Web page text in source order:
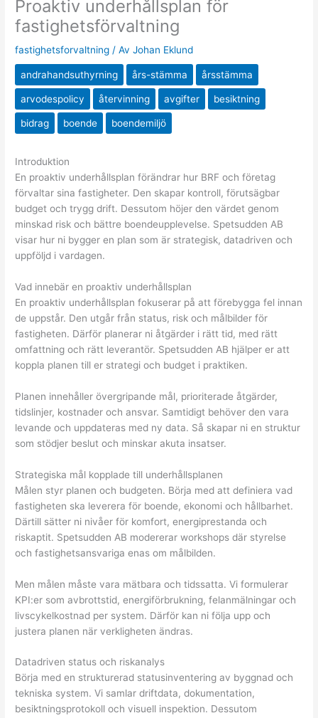
Proaktiv underhållsplan för
fastighetsförvaltning
fastighetsforvaltning / AvJohan Eklund
andrahandsuthyrning års-stämma årsstämma
arvodespolicy återvinning avgifter besiktning
bidrag boende boendemiljö
Introduktion
En proaktiv underhållsplan förändrar hur BRF och företag
förvaltar sina fastigheter. Den skapar kontroll, förutsägbar
budget och trygg drift. Dessutom höjer den värdet genom
minskad risk och bättre boendeupplevelse. Spetsudden AB
visar hur ni bygger en plan som är strategisk, datadriven och
uppföljd i vardagen.
Vad innebär en proaktiv underhållsplan
En proaktiv underhållsplan fokuserar på att förebygga fel innan
de uppstår. Den utgår från status, risk och målbilder för
fastigheten. Därför planerar ni åtgärder i rätt tid, med rätt
omfattning och rätt leverantör. Spetsudden AB hjälper er att
koppla planen till er strategi och budget i praktiken.
Planen innehåller övergripande mål, prioriterade åtgärder,
tidslinjer, kostnader och ansvar. Samtidigt behöver den vara
levande och uppdateras med ny data. Så skapar ni en struktur
som stödjer beslut och minskar akuta insatser.
Strategiska mål kopplade till underhållsplanen
Målen styr planen och budgeten. Börja med att definiera vad
fastigheten ska leverera för boende, ekonomi och hållbarhet.
Därtill sätter ni nivåer för komfort, energiprestanda och
riskaptit. Spetsudden AB modererar workshops där styrelse
och fastighetsansvariga enas om målbilden.
Men målen måste vara mätbara och tidssatta. Vi formulerar
KPI:er som avbrottstid, energiförbrukning, felanmälningar och
livscykelkostnad per system. Därför kan ni följa upp och
justera planen när verkligheten ändras.
Datadriven status och riskanalys
Börja med en strukturerad statusinventering av byggnad och
tekniska system. Vi samlar driftdata, dokumentation,
besiktningsprotokoll och visuell inspektion. Dessutom